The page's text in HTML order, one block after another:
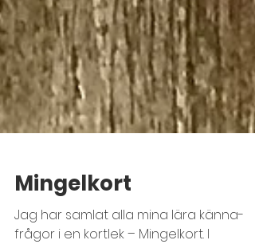
Mingelkort